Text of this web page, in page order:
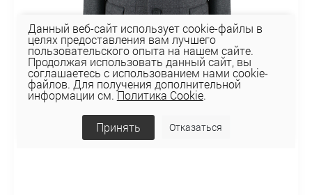
Данный веб-сайт использует cookie-файлы в
целях предоставления вам лучшего
пользовательского опыта на нашем сайте.
Продолжая использовать данный сайт, вы
соглашаетесь с использованием нами cookie-
файлов. Для получения дополнительной
информации см.Политика Cookie.
Принять Отказаться